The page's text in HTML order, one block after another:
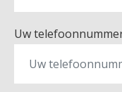
Uw